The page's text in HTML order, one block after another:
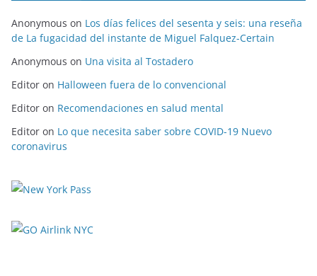
Anonymous on Los días felices del sesenta y seis: una reseña
de La fugacidad del instante de Miguel Falquez-Certain
Anonymous on Una visita al Tostadero
Editor on Halloween fuera de lo convencional
Editor on Recomendaciones en salud mental
Editor on Lo que necesita saber sobre COVID-19 Nuevo
coronavirus